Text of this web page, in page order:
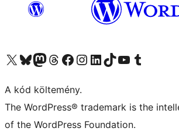
Visit our X (formerly Twitter) account
Visit our Bluesky account
Twitter csatornánk
Visit our Threads account
Facebook oldalunk megtekintése
Visit our Instagram account
Visit our LinkedIn account
Visit our TikTok account
Visit our YouTube channel
Visit our Tumblr account
A kód költemény.
The WordPress® trademark is the
of the WordPress Foundation.